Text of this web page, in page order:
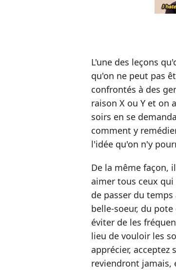
L'une des leçons
qu'on ne peut pas
confrontés à des
raison X ou Y et on
soirs en se
comment y
l'idée qu'on n'y
De la même façon,
aimer tous ceux
de passer du
belle-soeur, du
éviter de les
lieu de vouloir les
apprécier,
reviendront jamais,